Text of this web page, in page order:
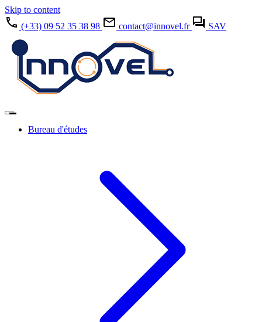
Skip to content
(+33) 09 52 35 38 98
contact@innovel.fr SAV
Bureau d'études